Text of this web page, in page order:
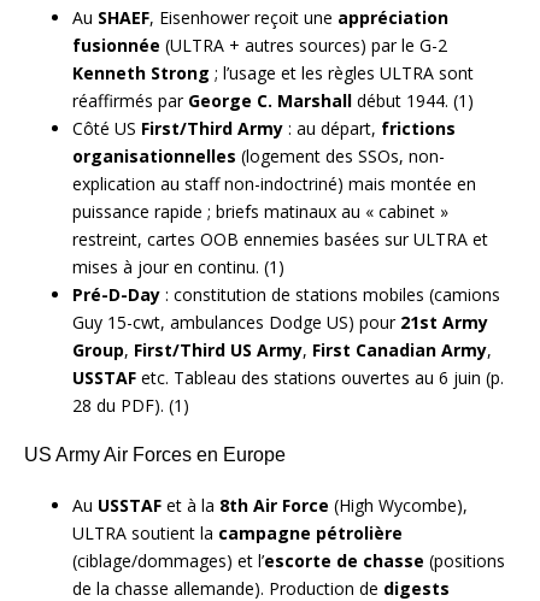
Au SHAEF, Eisenhower reçoit une appréciation
fusionnée (ULTRA + autres sources) par le G-2
Kenneth Strong ; l’usage et les règles ULTRA sont
réaffirmés par George C. Marshall début 1944. (1)
Côté US First/Third Army : au départ, frictions
organisationnelles (logement des SSOs, non-
explication au staff non-indoctriné) mais montée en
puissance rapide ; briefs matinaux au « cabinet »
restreint, cartes OOB ennemies basées sur ULTRA et
mises à jour en continu. (1)
Pré-D-Day : constitution de stations mobiles (camions
Guy 15-cwt, ambulances Dodge US) pour 21st Army
Group, First/Third US Army, First Canadian Army,
USSTAF etc. Tableau des stations ouvertes au 6 juin (p.
28 du PDF). (1)
US Army Air Forces en Europe
Au USSTAF et à la 8th Air Force (High Wycombe),
ULTRA soutient la campagne pétrolière
(ciblage/dommages) et l’escorte de chasse (positions
de la chasse allemande). Production de digests